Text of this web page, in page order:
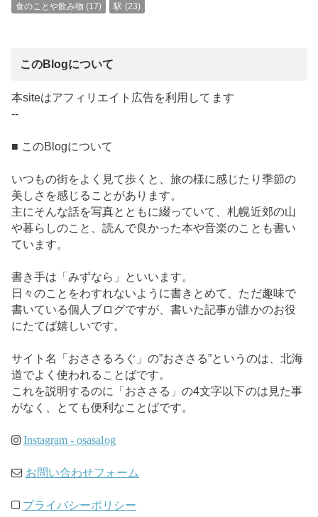
食のことや飲み物 (17) 駅 (23)
このBlogについて
本siteはアフィリエイト広告を利用してます
--
■ このBlogについて
いつもの街をよく見て歩くと、旅の様に感じたり季節の
美しさを感じることがあります。
主にそんな話を写真とともに綴っていて、札幌近郊の山
や暮らしのこと、読んで良かった本や音楽のことも書い
ています。
書き手は「みずなら」といいます。
日々のことをわすれないように書きとめて、ただ趣味で
書いている個人ブログですが、書いた記事が誰かのお役
にたてば嬉しいです。
サイト名「おささるろぐ」の”おささる”というのは、北海
道でよく使われることばです。
これを説明するのに「おささる」の4文字以下のは見た事
がなく、とても便利なことばです。
Instagram - osasalog
お問い合わせフォーム
プライバシーポリシー